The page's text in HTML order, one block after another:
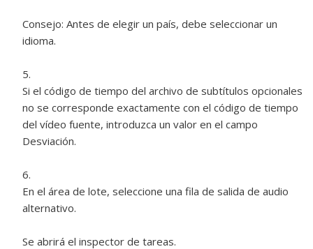
Consejo: Antes de elegir un país, debe seleccionar un
idioma.
Si el código de tiempo del archivo de subtítulos opcionales
no se corresponde exactamente con el código de tiempo
del vídeo fuente, introduzca un valor en el campo
Desviación.
En el área de lote, seleccione una fila de salida de audio
alternativo.
Se abrirá el inspector de tareas.